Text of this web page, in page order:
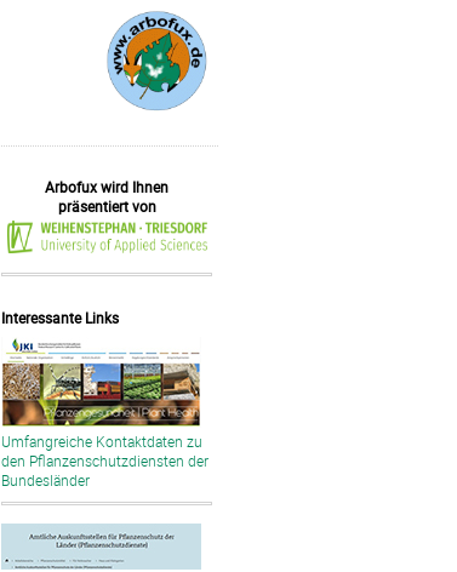
Arbofux wird Ihnen
präsentiert von
Interessante Links
Umfangreiche Kontaktdaten zu
den Pflanzenschutzdiensten der
Bundesländer